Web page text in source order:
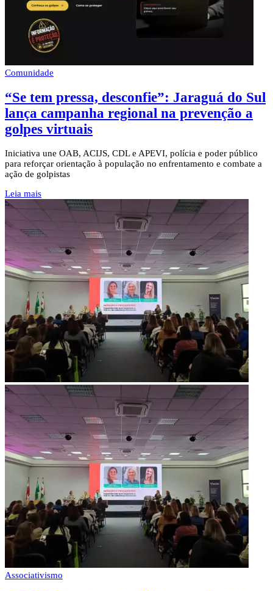
Comunidade
“Se tem pressa, desconfie”: Jaraguá do Sul
lança campanha regional na prevenção a
golpes virtuais
Iniciativa une OAB, ACIJS, CDL e APEVI, polícia e poder público
para reforçar orientação à população no enfrentamento e combate a
ação de golpistas
Leia mais
Associativismo